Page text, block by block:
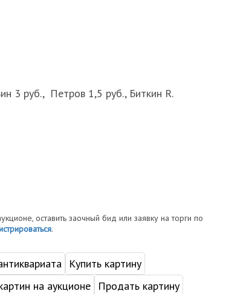
3 руб., Петров 1,5 руб., Биткин R.
оставить заочный бид или заявку на торги по
.
Купить картину
на аукционе
Продать картину